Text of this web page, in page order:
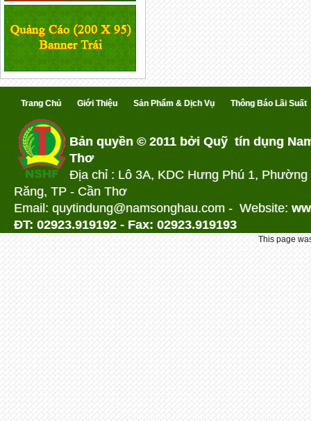
Trang Chủ Giới Thiệu Sản Phẩm & Dịch Vụ Thông Báo Lãi Suất
Bản quyền © 2011 bởi Quỹ tín dụng
Thơ
Địa chỉ : Lô 3A, KDC Hưng Phú 1,
Răng, TP - Cần Thơ
Email: quytindung@namsonghau.com - Website:
ĐT: 02923.919192 - Fax: 02923.919193
This page